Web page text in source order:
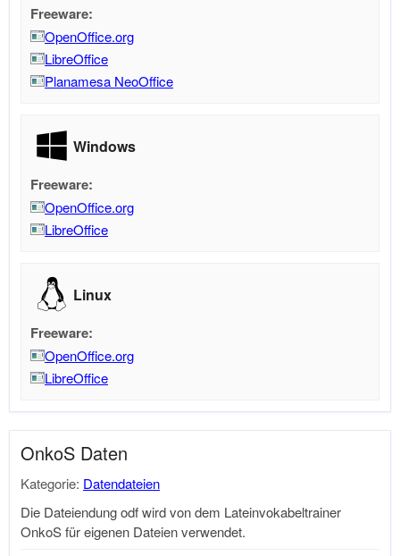
Freeware:
OpenOffice.org
LibreOffice
Planamesa NeoOffice
Windows
Freeware:
OpenOffice.org
LibreOffice
Linux
Freeware:
OpenOffice.org
LibreOffice
OnkoS Daten
Kategorie: Datendateien
Die Dateiendung odf wird von dem Lateinvokabeltrainer
OnkoS für eigenen Dateien verwendet.